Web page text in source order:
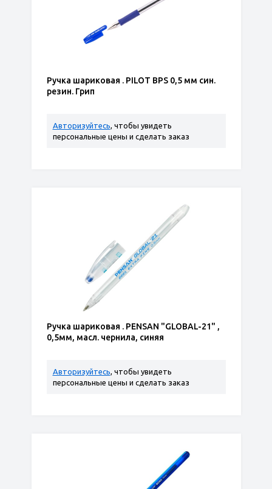
Ручка шариковая . PILOT BPS 0,5 мм син.
резин. Грип
Авторизуйтесь, чтобы увидеть
персональные цены и сделать заказ
Ручка шариковая . PENSAN "GLOBAL-21" ,
0,5мм, масл. чернила, синяя
Авторизуйтесь, чтобы увидеть
персональные цены и сделать заказ